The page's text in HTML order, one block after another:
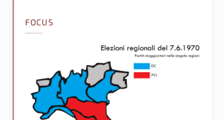
FOCUS